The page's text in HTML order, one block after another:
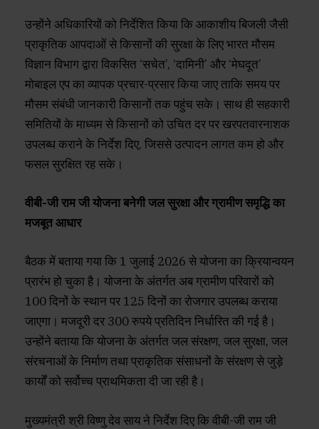
उन्होंने अधिकारियों को निर्देशित किया कि आकाशीय बिजली जैसी
प्राकृतिक आपदाओं से किसानों की सुरक्षा के लिए भारत मौसम
विज्ञान विभाग द्वारा विकसित ‘सचेत’, ‘दामिनी’ और ‘मेघदूत’
मोबाइल एप का व्यापक प्रचार-प्रसार किया जाए ताकि समय पर
मौसम संबंधी जानकारी किसानों तक पहुंच सके। साथ ही सहकारी
समितियों के माध्यम से किसानों को उचित दर पर खरपतवारनाशक
उपलब्ध कराने के निर्देश दिए, जिससे उत्पादन लागत कम हो और
फसल सुरक्षित रह सके।
वीबी-जी राम जी योजना बनेगी जल सुरक्षा और ग्रामीण समृद्धि का
मजबूत आधार
बैठक में बताया गया कि 1 जुलाई 2026 से योजना का क्रियान्वयन
प्रारंभ हो चुका है। योजना के अंतर्गत अब ग्रामीण परिवारों को
100 दिनों के स्थान पर 125 दिनों का रोजगार उपलब्ध कराया
जाएगा। मजदूरी दर 300 रुपये प्रतिदिन निर्धारित की गई है।
उन्होंने बताया कि योजना के अंतर्गत जल संरक्षण, जल सुरक्षा, जल
संरचनाओं के निर्माण तथा प्राकृतिक संसाधनों के संरक्षण से जुड़े
कार्यों को सर्वोच्च प्राथमिकता दी जा रही है।
मुख्यमंत्री श्री विष्णु देव साय ने निर्देश दिए कि वीबी-जी राम जी